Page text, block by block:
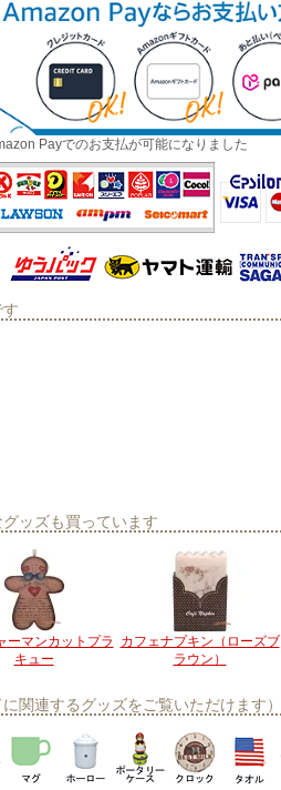
Payでのお支払が可能になりました
ッズも買っています
ーマンカットプラ
キュー
カフェナプキン（ローズブ
ラウン）
関連するグッズをご覧いただけます）